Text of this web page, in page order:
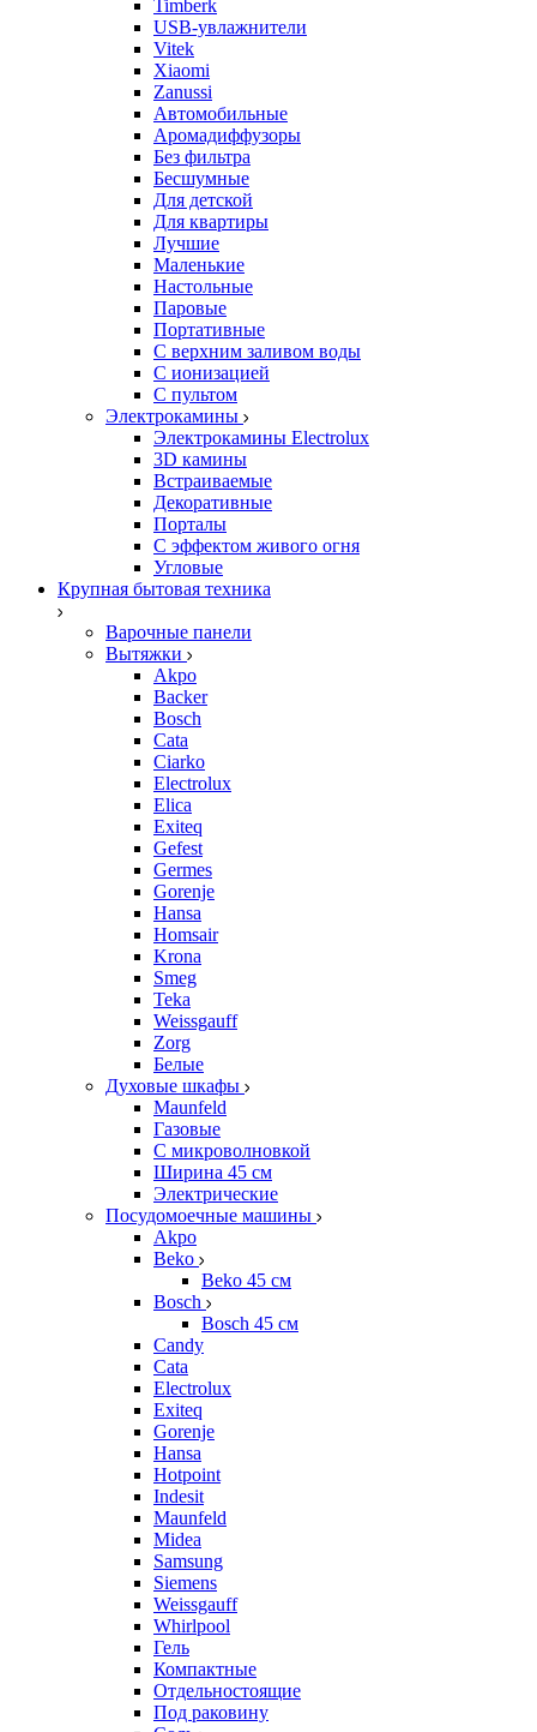
Timberk
USB-увлажнители
Vitek
Xiaomi
Zanussi
Автомобильные
Аромадиффузоры
Без фильтра
Бесшумные
Для детской
Для квартиры
Лучшие
Маленькие
Настольные
Паровые
Портативные
С верхним заливом воды
С ионизацией
С пультом
Электрокамины
Электрокамины Electrolux
3D камины
Встраиваемые
Декоративные
Порталы
С эффектом живого огня
Угловые
Крупная бытовая техника
Варочные панели
Вытяжки
Akpo
Backer
Bosch
Cata
Ciarko
Electrolux
Elica
Exiteq
Gefest
Germes
Gorenje
Hansa
Homsair
Krona
Smeg
Teka
Weissgauff
Zorg
Белые
Духовые шкафы
Maunfeld
Газовые
С микроволновкой
Ширина 45 см
Электрические
Посудомоечные машины
Akpo
Beko
Beko 45 см
Bosch
Bosch 45 см
Candy
Cata
Electrolux
Exiteq
Gorenje
Hansa
Hotpoint
Indesit
Maunfeld
Midea
Samsung
Siemens
Weissgauff
Whirlpool
Гель
Компактные
Отдельностоящие
Под раковину